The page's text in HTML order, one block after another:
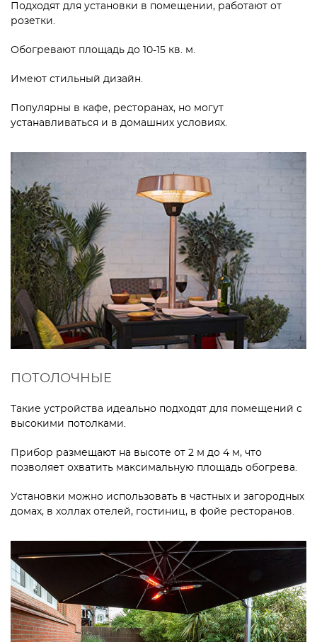
Подходят для установки в помещении, работают от
розетки.
Обогревают площадь до 10-15 кв. м.
Имеют стильный дизайн.
Популярны в кафе, ресторанах, но могут
устанавливаться и в домашних условиях.
ПОТОЛОЧНЫЕ
Такие устройства идеально подходят для помещений с
высокими потолками.
Прибор размещают на высоте от 2 м до 4 м, что
позволяет охватить максимальную площадь обогрева.
Установки можно использовать в частных и загородных
домах, в холлах отелей, гостиниц, в фойе ресторанов.